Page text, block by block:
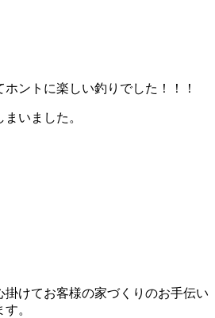
ントに楽しい釣りでした！！！
いました。
けてお客様の家づくりのお手伝い
。